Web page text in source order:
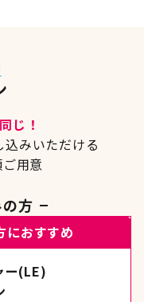
じ！
みいただける
用意
方
におすすめ
ー(LE)